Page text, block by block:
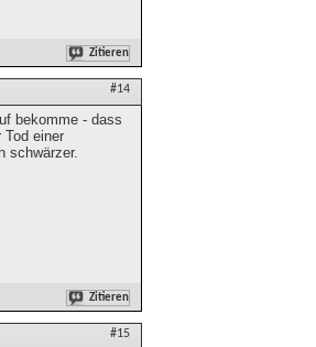
Zitieren
#14
bekomme - dass
einer
schwärzer.
Zitieren
#15